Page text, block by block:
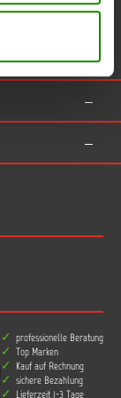
professionelle Beratung
Top Marken
Kauf auf Rechnung
sichere Bezahlung
Lieferzeit 1-3 Tage